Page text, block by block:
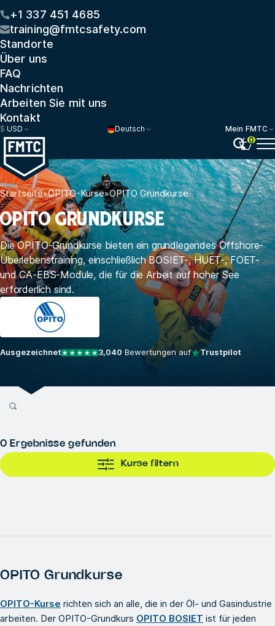
+1 337 451 4685
training@fmtcsafety.com
Standorte
Über uns
FAQ
Nachrichten
Arbeiten Sie mit uns
Kontakt
$ USD Deutsch
Mein FMTC
0
Startseite»OPITO-Kurse»OPITO Grundkurse
OPITO GRUNDKURSE
Die OPITO-Grundkurse bieten ein grundlegendes Offshore-
Überlebenstraining, einschließlich BOSIET-, HUET-, FOET-
und CA-EBS-Module, die für die Arbeit auf hoher See
erforderlich sind.
Ausgezeichnet 3,040 Bewertungen auf Trustpilot
0 Ergebnisse gefunden
Kurse filtern
OPITO Grundkurse
OPITO-Kurse richten sich an alle, die in der Öl- und Gasindustrie
arbeiten. Der OPITO-Grundkurs OPITO BOSIET ist für jeden